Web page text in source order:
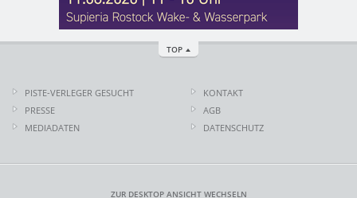
TOP
PISTE-VERLEGER GESUCHT
PRESSE
MEDIADATEN
KONTAKT
AGB
DATENSCHUTZ
ZUR DESKTOP ANSICHT WECHSELN